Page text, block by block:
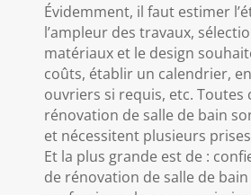
Évidemment, il faut estimer
l’ampleur des travaux,
matériaux et le design
coûts, établir un calendrier,
ouvriers si requis, etc. Toutes
rénovation de salle de bain
et nécessitent plusieurs
Et la plus grande est de :
de rénovation de salle de bain